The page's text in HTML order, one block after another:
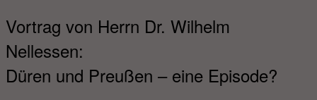
Vortrag von Herrn Dr. Wilhelm
Nellessen:
Düren und Preußen – eine Episode?